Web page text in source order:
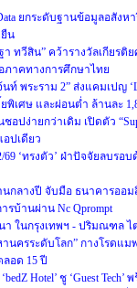
ยกระดับฐานข้อมูลอสังห
น
ทวีสิน” คว้ารางวัลเกียรติ
ภาคทางการศึกษาไทย
ท์ พระราม 2” ส่งแคมเปญ
ยพิเศษ และผ่อนต่ำ ล้านละ
ง่ายกว่าเดิม เปิดตัว
ปเดียว
‘ทรงตัว’ ฝ่าปัจจัยลบร
นกลางปี จับมือ ธนาคารอ
รบ้านผ่าน Nc Qprompt
ในกรุงเทพฯ - ปริมณฑล ไต
นครระดับโลก” กางโรดแ
อด 15 ปี
Hotel’ ชู ‘Guest Tech’